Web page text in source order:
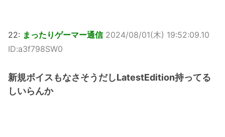
22: まったりゲーマー通信 2024/08/01(木) 19:52:09.10
ID:a3f798SW0
新規ボイスもなさそうだしLatestEdition持ってる
しいらんか